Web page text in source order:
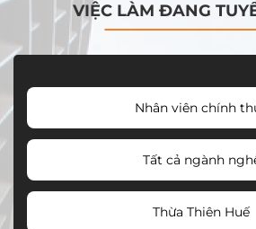
VIỆC LÀM ĐANG
Nhân viên chính
Tất cả ngành
Thừa Thiên Huế